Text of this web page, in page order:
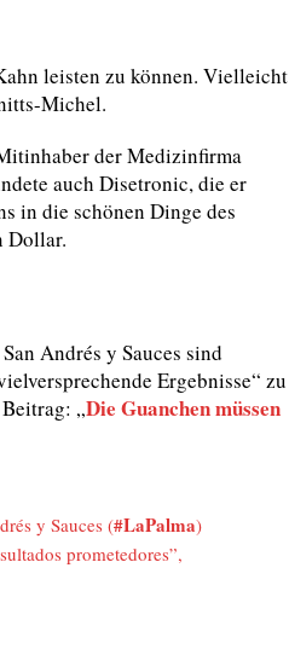
leisten zu können. Vielleicht
Michel.
der Medizinfirma
auch Disetronic, die er
in die schönen Dinge des
Dollar.
Andrés y Sauces sind
Ergebnisse“ zu
„Die Guanchen müssen
y Sauces (#LaPalma)
prometedores”,